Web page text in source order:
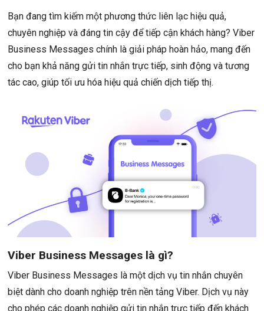
Bạn đang tìm kiếm một phương thức liên lạc hiệu quả,
chuyên nghiệp và đáng tin cậy để tiếp cận khách hàng? Viber
Business Messages chính là giải pháp hoàn hảo, mang đến
cho bạn khả năng gửi tin nhắn trực tiếp, sinh động và tương
tác cao, giúp tối ưu hóa hiệu quả chiến dịch tiếp thị.
Viber Business Messages là gì?
Viber Business Messages là một dịch vụ tin nhắn chuyên
biệt dành cho doanh nghiệp trên nền tảng Viber. Dịch vụ này
cho phép các doanh nghiệp gửi tin nhắn trực tiếp đến khách